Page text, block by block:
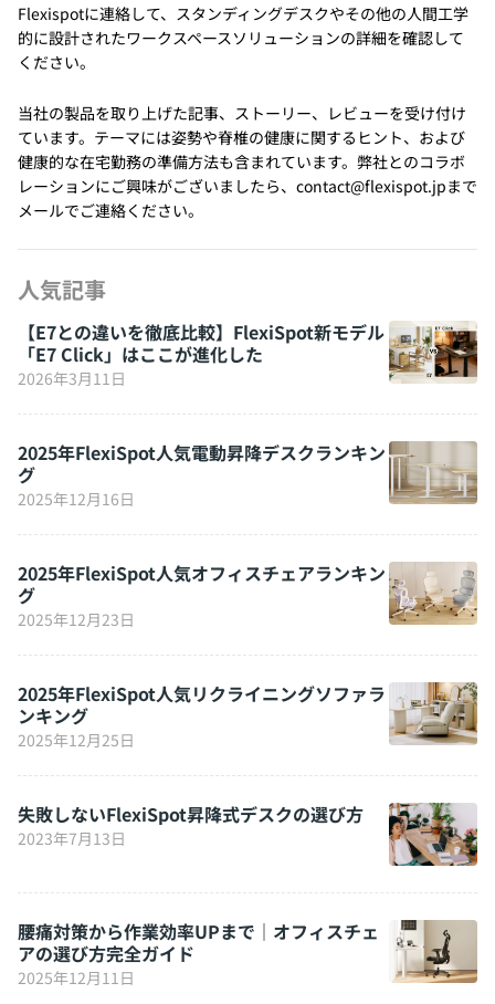
Flexispotに連絡して、スタンディングデスクやその他の人間工学
的に設計されたワークスペースソリューションの詳細を確認して
ください。
当社の製品を取り上げた記事、ストーリー、レビューを受け付け
ています。テーマには姿勢や脊椎の健康に関するヒント、および
健康的な在宅勤務の準備方法も含まれています。弊社とのコラボ
レーションにご興味がございましたら、contact@flexispot.jpまで
メールでご連絡ください。
人気記事
【E7との違いを徹底比較】FlexiSpot新モデル
「E7 Click」はここが進化した
2026年3月11日
2025年FlexiSpot人気電動昇降デスクランキン
グ
2025年12月16日
2025年FlexiSpot人気オフィスチェアランキン
グ
2025年12月23日
2025年FlexiSpot人気リクライニングソファラ
ンキング
2025年12月25日
失敗しないFlexiSpot昇降式デスクの選び方
2023年7月13日
腰痛対策から作業効率UPまで｜オフィスチェ
アの選び方完全ガイド
2025年12月11日